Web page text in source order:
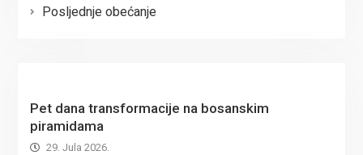
Posljednje obećanje
Pet dana transformacije na bosanskim
piramidama
29. Jula 2026.